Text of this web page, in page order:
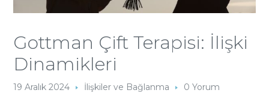
Gottman Çift Terapisi: İlişki
Dinamikleri
19 Aralık 2024 İlişkiler ve Bağlanma 0 Yorum